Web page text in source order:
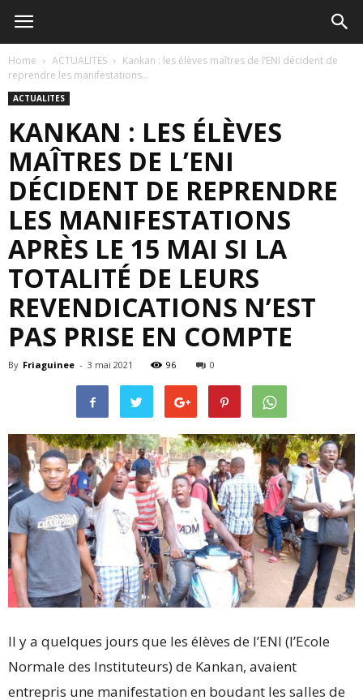
Home ACTUALITES
Kankan : les élèves maîtres de l’ENI décident de
reprendre les manifestations...
ACTUALITES
KANKAN : LES ÉLÈVES
MAÎTRES DE L’ENI
DÉCIDENT DE REPRENDRE
LES MANIFESTATIONS
APRÈS LE 15 MAI SI LA
TOTALITÉ DE LEURS
REVENDICATIONS N’EST
PAS PRISE EN COMPTE
By Friaguinee - 3 mai 2021 96 0
Il y a quelques jours que les élèves de l’ENI (l’Ecole
Normale des Instituteurs) de Kankan, avaient
entrepris une manifestation en boudant les salles de